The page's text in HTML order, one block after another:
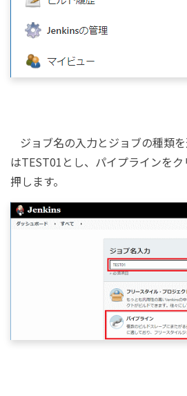
ジョブ名の入力とジョブの種類
はTEST01とし、パイプラインを
押します。